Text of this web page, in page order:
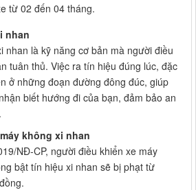
từ 02 đến 04 tháng.
nhan
nhan là kỹ năng cơ bản mà người điều
tuân thủ. Việc ra tín hiệu đúng lúc, đặc
ở những đoạn đường đông đúc, giúp
biết hướng đi của bạn, đảm bảo an
không xi nhan
NĐ-CP, người điều khiển xe máy
bật tín hiệu xi nhan sẽ bị phạt từ